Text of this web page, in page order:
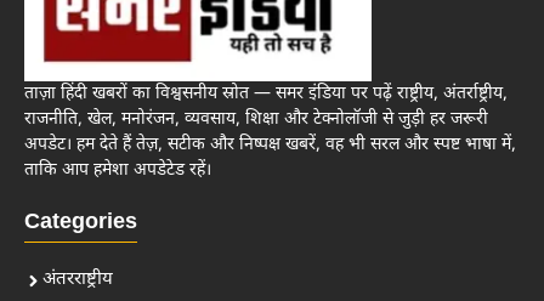
ताज़ा हिंदी खबरों का विश्वसनीय स्रोत — समर इंडिया पर पढ़ें राष्ट्रीय, अंतर्राष्ट्रीय,
राजनीति, खेल, मनोरंजन, व्यवसाय, शिक्षा और टेक्नोलॉजी से जुड़ी हर जरूरी
अपडेट। हम देते हैं तेज़, सटीक और निष्पक्ष खबरें, वह भी सरल और स्पष्ट भाषा में,
ताकि आप हमेशा अपडेटेड रहें।
Categories
अंतरराष्ट्रीय